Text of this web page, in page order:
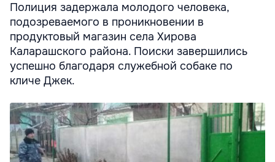
Полиция задержала молодого человека,
подозреваемого в проникновении в
продуктовый магазин села Хирова
Каларашского района. Поиски завершились
успешно благодаря служебной собаке по
кличе Джек.